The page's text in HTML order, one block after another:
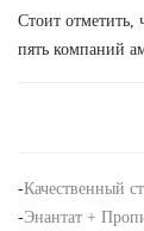
Стоит отметить,
пять компаний
-Качественный
-Энантат +